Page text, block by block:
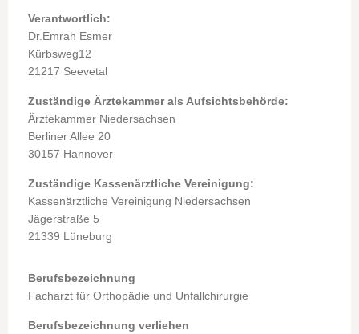
Verantwortlich:
Dr. Emrah Esmer
Kürbsweg12
21217 Seevetal
Zuständige Ärztekammer als Aufsichtsbehörde:
Ärztekammer Niedersachsen
Berliner Allee 20
30157 Hannover
Zuständige Kassenärztliche Vereinigung:
Kassenärztliche Vereinigung Niedersachsen
Jägerstraße 5
21339 Lüneburg
Berufsbezeichnung
Facharzt für Orthopädie und Unfallchirurgie
Berufsbezeichnung verliehen